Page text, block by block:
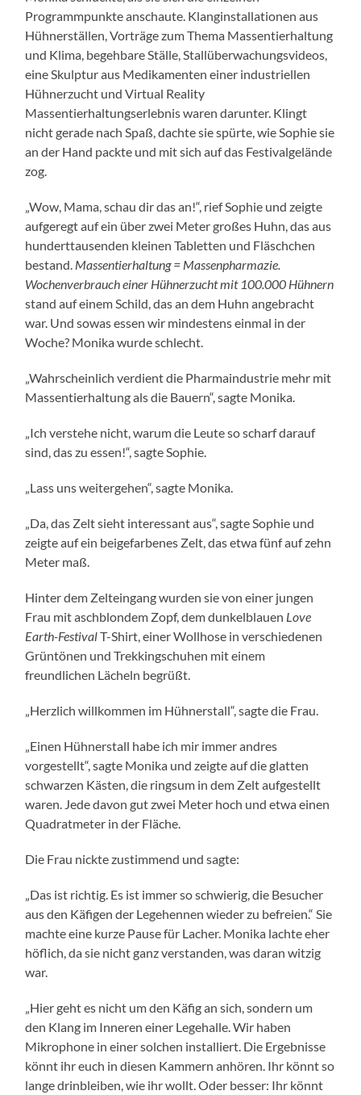
Programmpunkte anschaute. Klanginstallationen aus
Hühnerställen, Vorträge zum Thema Massentierhaltung
und Klima, begehbare Ställe, Stallüberwachungsvideos,
eine Skulptur aus Medikamenten einer industriellen
Hühnerzucht und Virtual Reality
Massentierhaltungserlebnis waren darunter. Klingt
nicht gerade nach Spaß, dachte sie spürte, wie Sophie sie
an der Hand packte und mit sich auf das Festivalgelände
zog.
„Wow, Mama, schau dir das an!“, rief Sophie und zeigte
aufgeregt auf ein über zwei Meter großes Huhn, das aus
hunderttausenden kleinen Tabletten und Fläschchen
bestand. Massentierhaltung = Massenpharmazie.
Wochenverbrauch einer Hühnerzucht mit 100.000 Hühnern
stand auf einem Schild, das an dem Huhn angebracht
war. Und sowas essen wir mindestens einmal in der
Woche? Monika wurde schlecht.
„Wahrscheinlich verdient die Pharmaindustrie mehr mit
Massentierhaltung als die Bauern“, sagte Monika.
„Ich verstehe nicht, warum die Leute so scharf darauf
sind, das zu essen!“, sagte Sophie.
„Lass uns weitergehen“, sagte Monika.
„Da, das Zelt sieht interessant aus“, sagte Sophie und
zeigte auf ein beigefarbenes Zelt, das etwa fünf auf zehn
Meter maß.
Hinter dem Zelteingang wurden sie von einer jungen
Frau mit aschblondem Zopf, dem dunkelblauen Love
Earth-FestivalT-Shirt, einer Wollhose in verschiedenen
Grüntönen und Trekkingschuhen mit einem
freundlichen Lächeln begrüßt.
„Herzlich willkommen im Hühnerstall“, sagte die Frau.
„Einen Hühnerstall habe ich mir immer andres
vorgestellt“, sagte Monika und zeigte auf die glatten
schwarzen Kästen, die ringsum in dem Zelt aufgestellt
waren. Jede davon gut zwei Meter hoch und etwa einen
Quadratmeter in der Fläche.
Die Frau nickte zustimmend und sagte:
„Das ist richtig. Es ist immer so schwierig, die Besucher
aus den Käfigen der Legehennen wieder zu befreien.“ Sie
machte eine kurze Pause für Lacher. Monika lachte eher
höflich, da sie nicht ganz verstanden, was daran witzig
war.
„Hier geht es nicht um den Käfig an sich, sondern um
den Klang im Inneren einer Legehalle. Wir haben
Mikrophone in einer solchen installiert. Die Ergebnisse
könnt ihr euch in diesen Kammern anhören. Ihr könnt so
lange drinbleiben, wie ihr wollt. Oder besser: Ihr könnt